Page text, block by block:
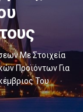
Με Στοιχεία
Προϊόντων Για
Του